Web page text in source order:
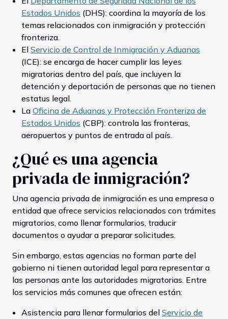
Estados Unidos (DHS): coordina la mayoría de los
temas relacionados con inmigración y protección
fronteriza.
El Servicio de Control de Inmigración y Aduanas
(ICE): se encarga de hacer cumplir las leyes
migratorias dentro del país, que incluyen la
detención y deportación de personas que no tienen
estatus legal.
La Oficina de Aduanas y Protección Fronteriza de
Estados Unidos (CBP): controla las fronteras,
aeropuertos y puntos de entrada al país.
¿Qué es una agencia
privada de inmigración?
Una agencia privada de inmigración es una empresa o
entidad que ofrece servicios relacionados con trámites
migratorios, como llenar formularios, traducir
documentos o ayudar a preparar solicitudes.
Sin embargo, estas agencias no forman parte del
gobierno ni tienen autoridad legal para representar a
las personas ante las autoridades migratorias. Entre
los servicios más comunes que ofrecen están:
Asistencia para llenar formularios del Servicio de